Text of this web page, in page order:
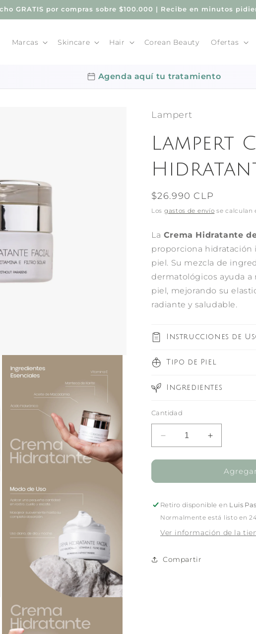
GRATIS por compras sobre $100.000 | Recibe en minutos
Marcas Skincare Hair Corean Beauty Ofertas
Agenda aquí tu tratamiento
Lampert
Lampert
Precio
habitual
$26.990 CLP
Los gastos de envío se calculan
La Crema Hidratante
proporciona hidratación
piel. Su mezcla de
dermatológicos ayuda a
piel, mejorando su
radiante y saludable.
Instrucciones de
Tipo de Piel
Ingredientes
Cantidad
Reducir
cantidad
para
Crema
50ml
Aumentar
cantidad
para
Lampert
Crema
50ml
Retiro disponible en Luis
Normalmente está listo en
Ver información de la
Compartir